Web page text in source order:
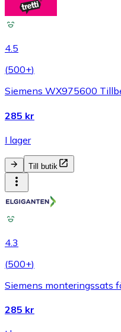
4.5
(500+)
Siemens WX975600
285 kr
I lager
Till butik
4.3
(500+)
Siemens monteringssats
285 kr